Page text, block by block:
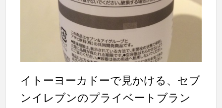
イトーヨーカドーで見かける、セブ
ンイレブンのプライベートブラン